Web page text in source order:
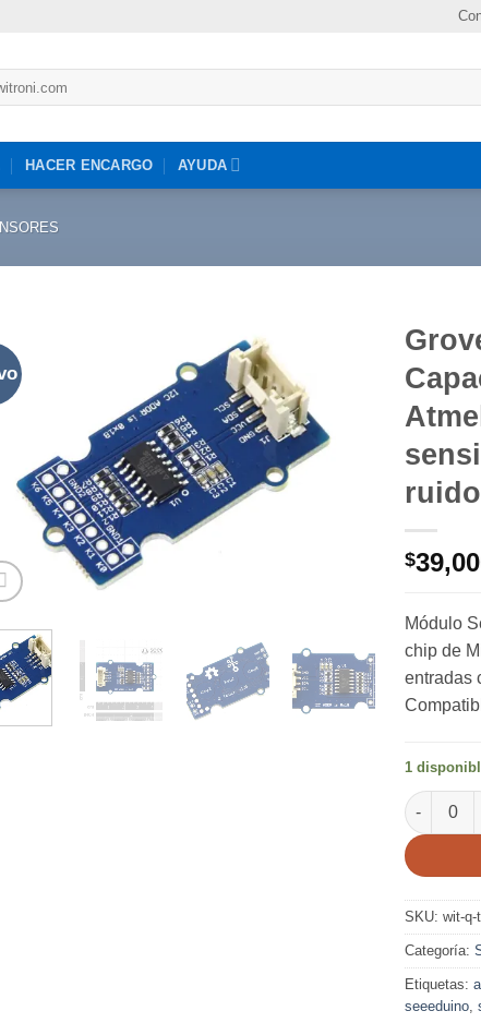
HACER ENCARGO AYUDA
Agregar
a la lista
de
favoritos
ruido
$
Módulo
chip de
entradas
1
Grove
SKU:wit-q-
Categoría:
Etiquetas:
seeeduino ,